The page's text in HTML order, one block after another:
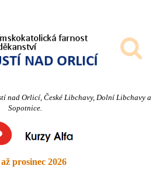
nad Orlicí, České Libchavy, Dolní Libchavy a
Sopotnice.
prosinec 2026